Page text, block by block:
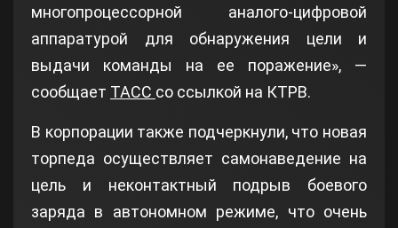
многопроцессорной аналого-цифровой
аппаратурой для обнаружения цели и
выдачи команды на ее поражение», —
сообщает ТАСС со ссылкой на КТРВ.
В корпорации также подчеркнули, что новая
торпеда осуществляет самонаведение на
цель и неконтактный подрыв боевого
заряда в автономном режиме, что очень